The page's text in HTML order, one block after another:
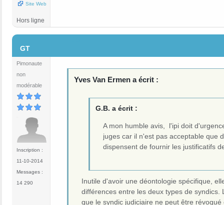
Site Web
Hors ligne
GT
Pimonaute
non
modérable
Inscription :
11-10-2014
Messages :
14 290
Yves Van Ermen a écrit :
G.B. a écrit :
A mon humble avis, l'ipi doit
juges car il n'est pas acceptable que
dispensent de fournir les justificatifs
Inutile d'avoir une déontologie spécifique,
différences entre les deux types de
que le syndic judiciaire ne peut être